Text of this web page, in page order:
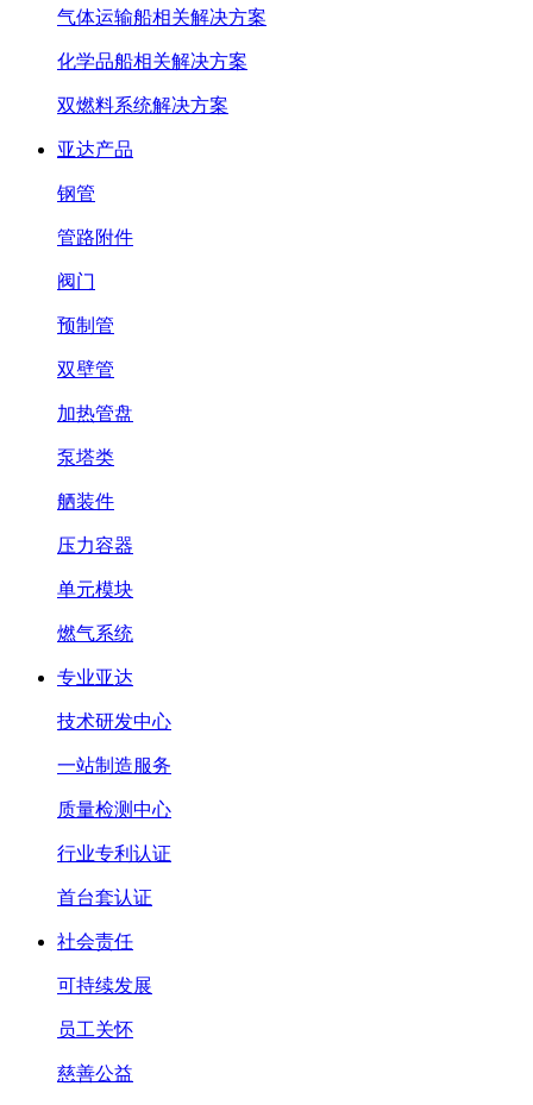
气体运输船相关解决方案
化学品船相关解决方案
双燃料系统解决方案
亚达产品
钢管
管路附件
阀门
预制管
双壁管
加热管盘
泵塔类
舾装件
压力容器
单元模块
燃气系统
专业亚达
技术研发中心
一站制造服务
质量检测中心
行业专利认证
首台套认证
社会责任
可持续发展
员工关怀
慈善公益